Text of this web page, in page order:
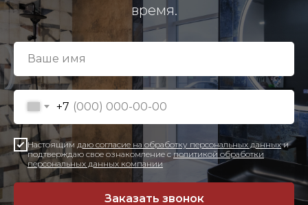
время.
+7
Настоящим даю согласие на обработку персональных данныхи
подтверждаю свое ознакомление с политикой обработки
персональных данных компании
Заказать звонок